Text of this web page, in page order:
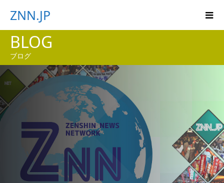
ZNN.JP
BLOG
ブログ